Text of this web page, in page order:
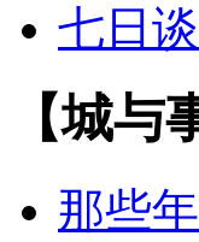
七日谈
【城与
那些